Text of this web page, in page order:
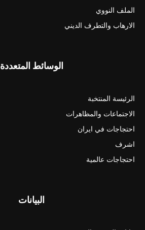
الملف النووي
الارهاب والتطرف الديني
الوسائط المتعددة
الرئيسة المنتخبة
الاجتماعات والمظاهرات
احتجاجات في ايران
اشرف
احتجاجات عالمية
البيانات